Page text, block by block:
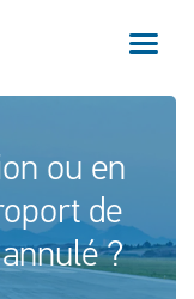
ou en
de
?